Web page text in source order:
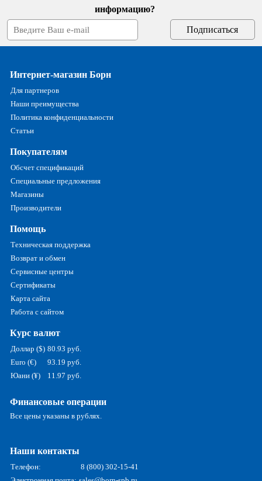
информацию?
Интернет-магазин Борн
Для партнеров
Наши преимущества
Политика конфиденциальности
Статьи
Покупателям
Обсчет спецификаций
Специальные предложения
Магазины
Производители
Помощь
Техническая поддержка
Возврат и обмен
Сервисные центры
Сертификаты
Карта сайта
Работа с сайтом
Курс валют
Доллар ($) 80.93 руб.
Euro (€)
93.19 руб.
Юани (¥)
11.97 руб.
Финансовые операции
Все цены указаны в рублях.
Наши контакты
Телефон:
8 (800) 302-15-41